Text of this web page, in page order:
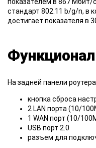
показателем в 867 Мбит/
стандарт 802.11 b/g/n, в
достигает показателя в
На задней панели
кнопка сброса
2 LAN порта (10/
1 WAN порт (10/
USB порт 2.0
разъем для